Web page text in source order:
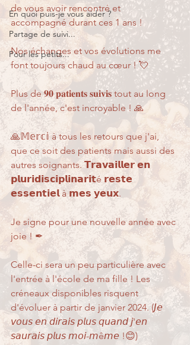
En quoi puis-je vous aider ?
Partage de suivi...
Pour les petits...
de vous avoir rencontré et
accompagné durant ces 1 ans !
Nos échanges et vos évolutions me
font toujours chaud au cœur ! 💘
Plus de 𝟗𝟎 𝐩𝐚𝐭𝐢𝐞𝐧𝐭𝐬 𝐬𝐮𝐢𝐯𝐢𝐬 tout au long
de l'année, c'est incroyable ! 🙏
🙏𝕄𝕖𝕣𝕔𝕚 à tous les retours que j'ai,
que ce soit des patients mais aussi des
autres soignants. 𝗧𝗿𝗮𝘃𝗮𝗶𝗹𝗹𝗲𝗿 𝗲𝗻
𝗽𝗹𝘂𝗿𝗶𝗱𝗶𝘀𝗰𝗶𝗽𝗹𝗶𝗻𝗮𝗿𝗶𝘁é 𝗿𝗲𝘀𝘁𝗲
𝗲𝘀𝘀𝗲𝗻𝘁𝗶𝗲𝗹 à 𝗺𝗲𝘀 𝘆𝗲𝘂𝘅.
Je signe pour une nouvelle année avec
joie ! ✒
Celle-ci sera un peu particulière avec
l'entrée à l'école de ma fille ! Les
créneaux disponibles risquent
d'évoluer à partir de janvier 2024. (𝘑𝘦
𝘷𝘰𝘶𝘴 𝘦𝘯 𝘥𝘪𝘳𝘢𝘪𝘴 𝘱𝘭𝘶𝘴 𝘲𝘶𝘢𝘯𝘥 𝘫'𝘦𝘯
𝘴𝘢𝘶𝘳𝘢𝘪𝘴 𝘱𝘭𝘶𝘴 𝘮𝘰𝘪-𝘮ê𝘮𝘦 !😊)